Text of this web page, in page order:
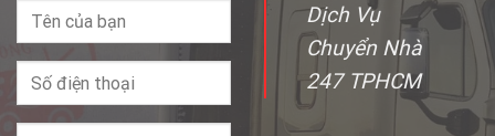
Dịch Vụ
Chuyển Nhà
247 TPHCM